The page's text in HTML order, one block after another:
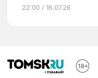
22:00 / 16.07.26